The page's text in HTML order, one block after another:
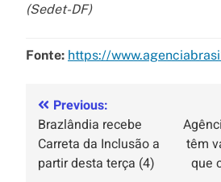
(Sedet-DF)
Fonte: https://
Previous:
Brazlândia recebe
Carreta da Inclusão a
partir desta terça (4)
têm
que